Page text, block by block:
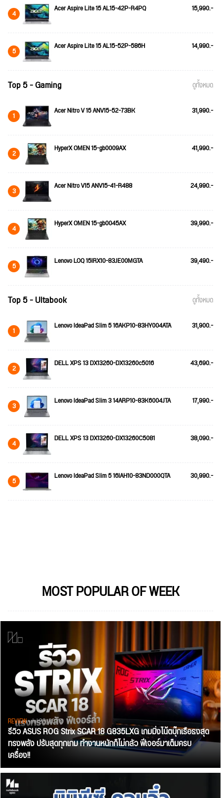
4 Acer Aspire Lite 15 AL15-42P-R4PQ 15,990.-
5 Acer Aspire Lite 15 AL15-52P-586H 14,990.-
Top 5 - Gaming ดูทั้งหมด
1 Acer Nitro V 15 ANV15-52-73BK 31,990.-
2 HyperX OMEN 15-gb0009AX 41,990.-
3 Acer Nitro V15 ANV15-41-R488 24,990.-
4 HyperX OMEN 15-gb0045AX 39,990.-
5 Lenovo LOQ 15IRX10-83JE00MGTA 39,490.-
Top 5 - Ultabook ดูทั้งหมด
1 Lenovo IdeaPad Slim 5 16AKP10-83HY004ATA 31,900.-
2 DELL XPS 13 DX13260-DX13260c5016 43,690.-
3 Lenovo IdeaPad Slim 3 14ARP10-83K6004JTA 17,990.-
4 DELL XPS 13 DX13260-DX13260C5081 38,090.-
5 Lenovo IdeaPad Slim 5 16IAH10-83ND000QTA 30,990.-
MOST POPULAR OF WEEK
REVIEW• Jul 28, 2026
รีวิว ASUS ROG Strix SCAR 18 G835LXG เกมมิ่งโน้ตบุ๊กเรือธงสุด
ทรงพลัง ปรับสุดทุกเกม ทำงานหนักก็ไม่กลัว ฟีเจอร์มาเต็มครบ
เครื่อง!!